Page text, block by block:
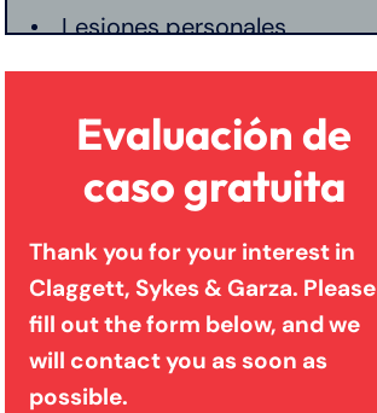
Lesiones personales
Preeclampsia
Muerte Injusta
Negligencia Medica
Responsabilidad De
Evaluación de
caso gratuita
Thank you for your interest in
Claggett, Sykes & Garza. Please
fill out the form below, and we
will contact you as soon as
possible.